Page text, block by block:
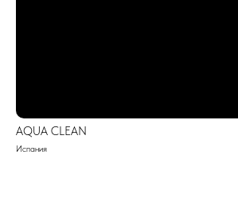
AQUA CLEAN
Испания